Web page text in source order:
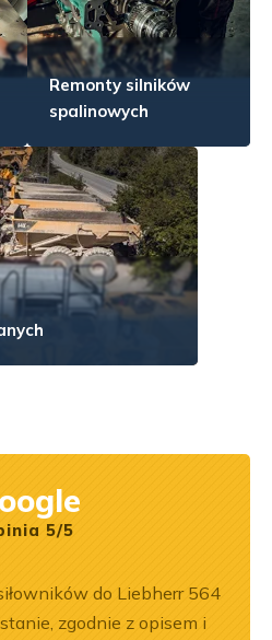
Remonty silników
spalinowych
5/5
do Liebherr 564
zgodnie z opisem i